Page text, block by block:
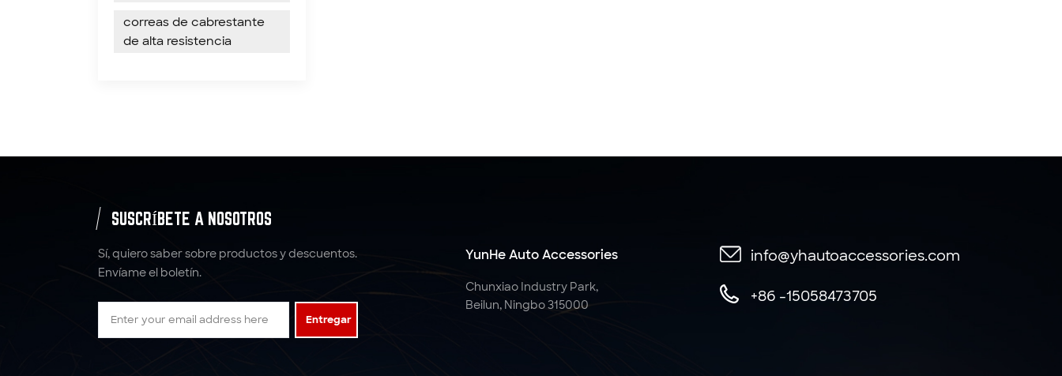
correas de cabrestante
de alta resistencia
SUSCRÍBETE A NOSOTROS
Sí, quiero saber sobre productos y descuentos.
Envíame el boletín.
Entregar
YunHe Auto Accessories
Chunxiao Industry Park,
Beilun, Ningbo 315000
info@yhautoaccessories.com
+86 -15058473705